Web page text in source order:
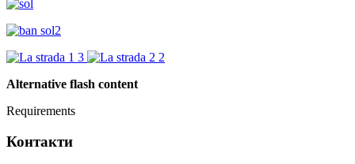
Alternative flash content
Requirements
Контакти